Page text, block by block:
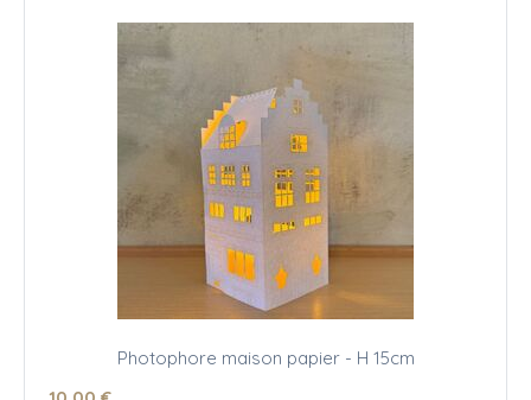
Photophore maison papier - H 15cm